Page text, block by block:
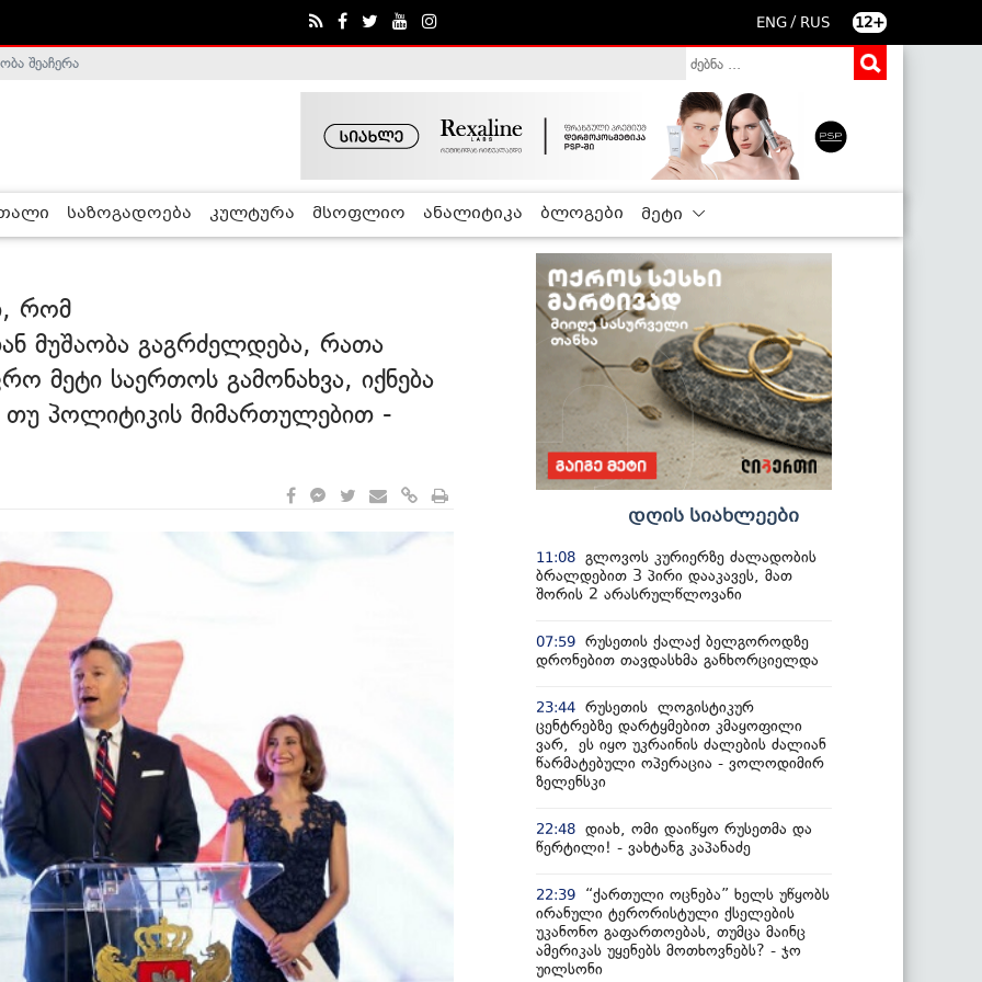
ENG / RUS 12+
- ჰელსინკის კომისია
საზოგადოება კულტურა მსოფლიო ანალიტიკა ბლოგები მეტი
რომ
მუშაობა გაგრძელდება, რათა
მეტი საერთოს გამონახვა, იქნება
თუ პოლიტიკის მიმართულებით -
დღის სიახლეები
11:08 გლოვოს კურიერზე ძალადობის
ბრალდებით 3 პირი დააკავეს, მათ
შორის 2 არასრულწლოვანი
07:59 რუსეთის ქალაქ ბელგოროდზე
დრონებით თავდასხმა განხორციელდა
23:44 რუსეთის ლოგისტიკურ
ცენტრებზე დარტყმებით კმაყოფილი
ვარ, ეს იყო უკრაინის ძალების ძალიან
წარმატებული ოპერაცია - ვოლოდიმირ
ზელენსკი
22:48 დიახ, ომი დაიწყო რუსეთმა და
წერტილი! - ვახტანგ კაპანაძე
22:39
“ქართული ოცნება” ხელს უწყობს
ირანული ტერორისტული ქსელების
უკანონო გაფართოებას, თუმცა მაინც
ამერიკას უყენებს მოთხოვნებს? - ჯო
უილსონი